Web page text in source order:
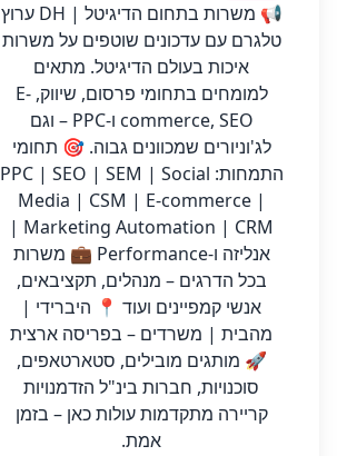
📢 משרות בתחום הדיגיטל | DH ערוץ
טלגרם עם עדכונים שוטפים על משרות
איכות בעולם הדיגיטל. מתאים
למומחים בתחומי פרסום, שיווק, E-
commerce, SEO ו-PPC – וגם
לג'וניורים שמכוונים גבוה. 🎯 תחומי
התמחות: PPC | SEO | SEM | Social
Media | CSM | E-commerce |
Marketing Automation | CRM |
אנליזה ו-Performance 💼 משרות
בכל הדרגים – מנהלים, תקציבאים,
אנשי קמפיינים ועוד 📍 היברידי |
מהבית | משרדים – בפריסה ארצית
🚀 מותגים מובילים, סטארטאפים,
סוכנויות, חברות בינ"ל הזדמנויות
קריירה מתקדמות עולות כאן – בזמן
אמת.